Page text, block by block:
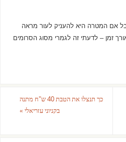
אם המטרה היא להעניק לעור מראה
זמן – לדעתי זה לגמרי מסוג הסרומים
כך תנצלו את הטבת 40 ש"ח מתנה
בקניוני עזריאלי »